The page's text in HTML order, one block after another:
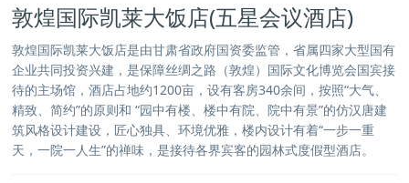
敦煌国际凯莱大饭店(五星会议酒店)
敦煌国际凯莱大饭店是由甘肃省政府国资委监管，省属四家大型国有
企业共同投资兴建，是保障丝绸之路（敦煌）国际文化博览会国宾接
待的主场馆，酒店占地约1200亩，设有客房340余间，按照“大气、
精致、简约”的原则和 “园中有楼、楼中有院、院中有景”的仿汉唐建
筑风格设计建设，匠心独具、环境优雅，楼内设计有着“一步一重
天，一院一人生”的禅味，是接待各界宾客的园林式度假型酒店。